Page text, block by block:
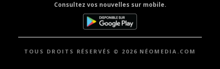
Consultez vos nouvelles sur mobile.
TOUS DROITS RÉSERVÉS © 2026 NÉOMEDIA.COM